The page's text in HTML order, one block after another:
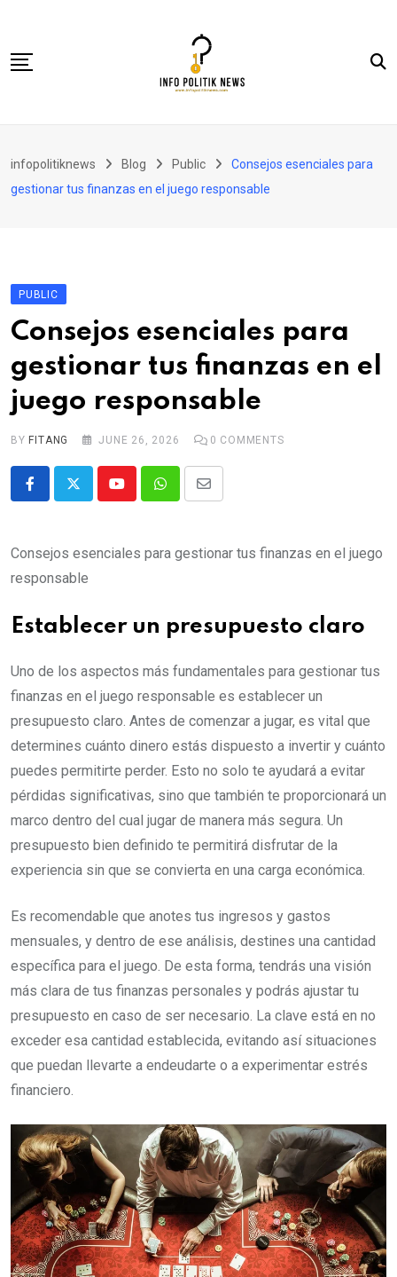
content
Politik & Hukum
Olahraga
Kolom
infopolitiknews Blog Public
Consejos esenciales para
gestionar tus finanzas en el juego responsable
PUBLIC
Consejos esenciales para
gestionar tus finanzas en el
juego responsable
BY FITANG JUNE 26, 2026 0 COMMENTS
YoutubeWhatsappShare
Email
Consejos esenciales para gestionar tus finanzas en el juego
responsable
Establecer un presupuesto claro
Uno de los aspectos más fundamentales para gestionar tus
finanzas en el juego responsable es establecer un
presupuesto claro. Antes de comenzar a jugar, es vital que
determines cuánto dinero estás dispuesto a invertir y cuánto
puedes permitirte perder. Esto no solo te ayudará a evitar
pérdidas significativas, sino que también te proporcionará un
marco dentro del cual jugar de manera más segura. Un
presupuesto bien definido te permitirá disfrutar de la
experiencia sin que se convierta en una carga económica.
Es recomendable que anotes tus ingresos y gastos
mensuales, y dentro de ese análisis, destines una cantidad
específica para el juego. De esta forma, tendrás una visión
más clara de tus finanzas personales y podrás ajustar tu
presupuesto en caso de ser necesario. La clave está en no
exceder esa cantidad establecida, evitando así situaciones
que puedan llevarte a endeudarte o a experimentar estrés
financiero.